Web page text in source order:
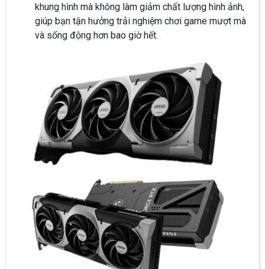
khung hình mà không làm giảm chất lượng hình ảnh,
giúp bạn tận hưởng trải nghiệm chơi game mượt mà
và sống động hơn bao giờ hết.